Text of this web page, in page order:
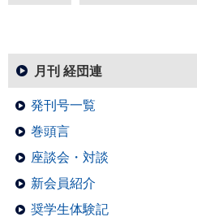
月刊 経団連
発刊号一覧
巻頭言
座談会・対談
新会員紹介
奨学生体験記